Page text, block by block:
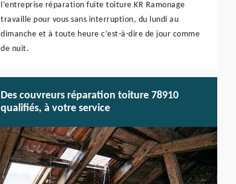
l’entreprise réparation fuite toiture KR Ramonage
travaille pour vous sans interruption, du lundi au
dimanche et à toute heure c’est-à-dire de jour comme
de nuit.
Des couvreurs réparation toiture 78910
qualifiés, à votre service